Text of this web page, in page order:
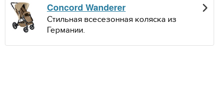
Concord Wanderer
Стильная всесезонная коляска из
Германии.